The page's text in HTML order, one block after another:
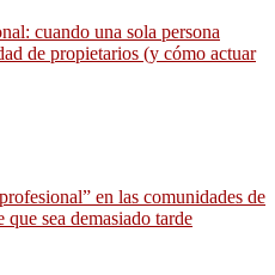
cuando una sola persona
de propietarios (y cómo actuar
en las comunidades de
sea demasiado tarde